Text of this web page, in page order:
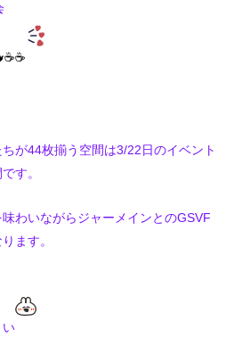
が44枚揃う空間は3/22日のイベント
す。
わいながら ジャーメインとのGSVF
ます。
い